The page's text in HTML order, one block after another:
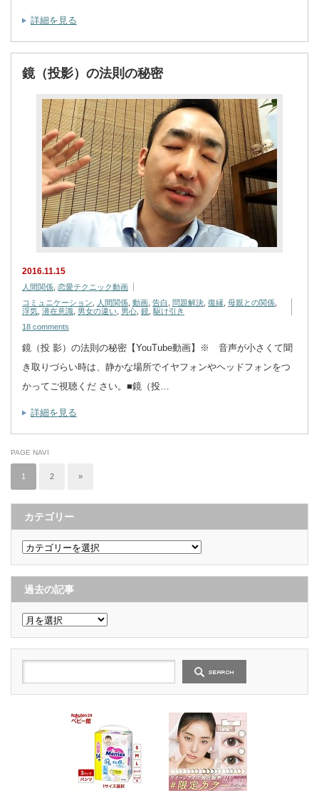
詳細を見る
鏡（投影）の法則の秘密
2016.11.15
人間関係 恋愛テクニック動画
コミュニケーション
人間関係 動画 告白 問題解決 復縁 母親との関係
浮気 潜在意識 男女の違い 男心 鏡 駆け引き
18 comments
鏡（投 影）の法則の秘密【YouTube動画】※ 音声が小さくて聞
き取りづらい時は、静かな場所でイヤフォンやヘッドフォンをつ
かってご視聴くだ さい。■鏡（投…
詳細を見る
PAGE NAVI
1 2 »
カテゴリー
カ
テ
ゴ
リ
ー
過去の記事
過
去
の
記
事